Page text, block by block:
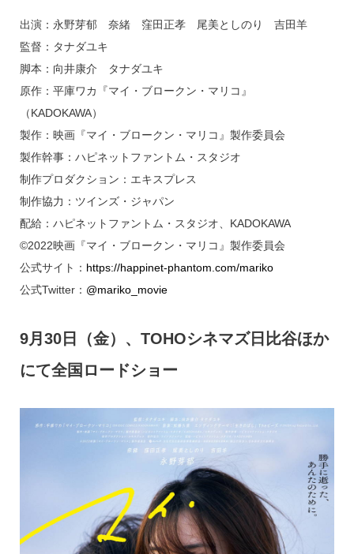
出演：永野芽郁 奈緒 窪田正孝 尾美としのり 吉田羊
監督：タナダユキ
脚本：向井康介 タナダユキ
原作：平庫ワカ『マイ・ブロークン・マリコ』
（KADOKAWA）
製作：映画『マイ・ブロークン・マリコ』製作委員会
製作幹事：ハピネットファントム・スタジオ
制作プロダクション：エキスプレス
制作協力：ツインズ・ジャパン
配給：ハピネットファントム・スタジオ、KADOKAWA
©2022映画『マイ・ブロークン・マリコ』製作委員会
公式サイト： https://happinet-phantom.com/mariko
公式Twitter： @mariko_movie
9月30日（金）、TOHOシネマズ日比谷ほか
にて全国ロードショー